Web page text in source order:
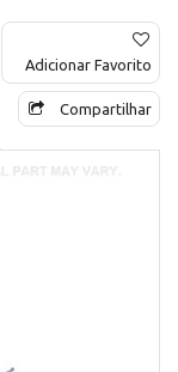
Adicionar Favorito
Compartilhar